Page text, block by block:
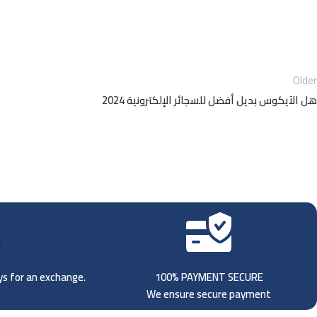
Older
2024 هل الآيكوس بديل أفضل للسجائر الإلكترونية
for an exchange.
100% PAYMENT SECURE
We ensure secure payment